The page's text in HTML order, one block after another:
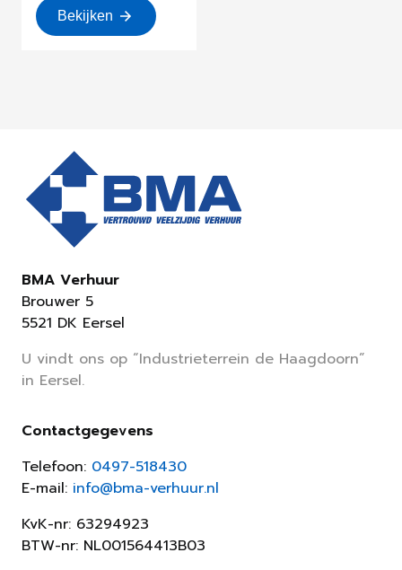
Bekijken
BMA Verhuur
Brouwer 5
5521 DK Eersel
U vindt ons op “Industrieterrein de Haagdoorn”
in Eersel.
Contactgegevens
Telefoon: 0497-518430
E-mail: info@bma-verhuur.nl
KvK-nr: 63294923
BTW-nr: NL001564413B03